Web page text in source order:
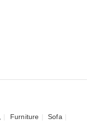
Furniture
Sofa